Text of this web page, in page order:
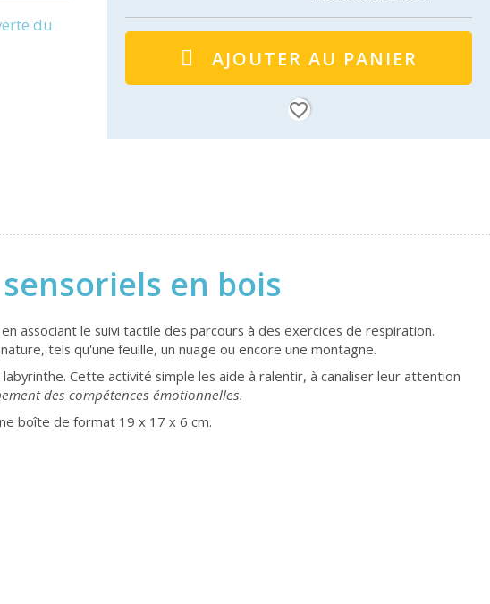
du
AJOUTER AU PANIER
favorite_border
en bois
associant le suivi tactile des parcours à des exercices de respiration.
tels qu'une feuille, un nuage ou encore une montagne.
Cette activité simple les aide à ralentir, à canaliser leur attention
des compétences émotionnelles.
boîte de format 19 x 17 x 6 cm.